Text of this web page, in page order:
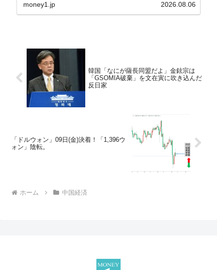
money1.jp 2026.08.06
韓国「なにが薩長同盟だよ」金鉉宗は
「GSOMIA破棄」を文在寅に吹き込んだ
反日家
「ドルウォン」09日(金)決着！「1,396ウ
ォン」陰転。
ホーム 中国経済